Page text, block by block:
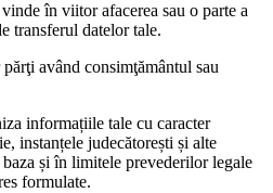
în viitor afacerea sau o parte a
transferul datelor tale.
având consimţământul sau
informațiile tale cu caracter
instanțele judecătorești și alte
și în limitele prevederilor legale
formulate.